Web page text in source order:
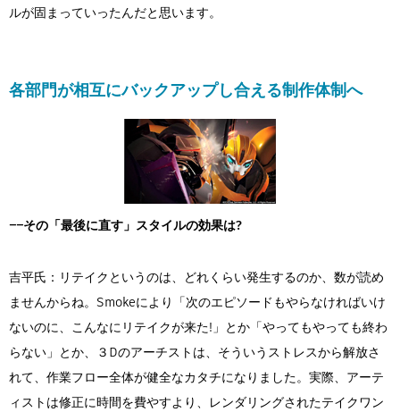
ルが固まっていったんだと思います。
各部門が相互にバックアップし合える制作体制へ
――その「最後に直す」スタイルの効果は?
吉平氏：リテイクというのは、どれくらい発生するのか、数が読め
ませんからね。Smokeにより「次のエピソードもやらなければいけ
ないのに、こんなにリテイクが来た!」とか「やってもやっても終わ
らない」とか、３Dのアーチストは、そういうストレスから解放さ
れて、作業フロー全体が健全なカタチになりました。実際、アーテ
ィストは修正に時間を費やすより、レンダリングされたテイクワン